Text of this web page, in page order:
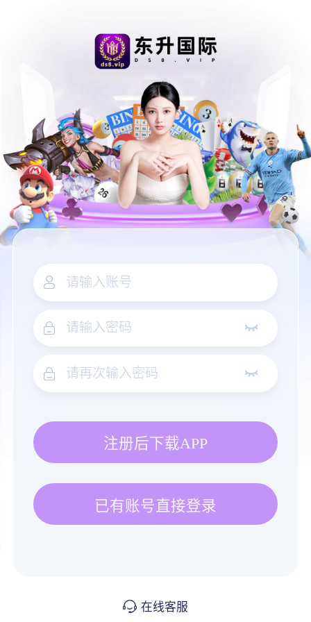
注册后下载APP
已有账号直接登录
在线客服